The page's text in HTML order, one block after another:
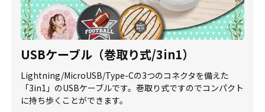
USBケーブル（巻取り式/3in1）
Lightning/MicroUSB/Type-Cの3つのコネクタを備えた
「3in1」のUSBケーブルです。巻取り式ですのでコンパクト
に持ち歩くことができます。